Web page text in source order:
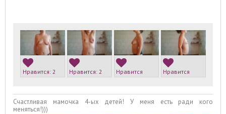
Нравится: 2 Нравится: 2 Нравится Нравится
Счастливая мамочка 4-ых детей! У меня есть ради кого
меняться!)))